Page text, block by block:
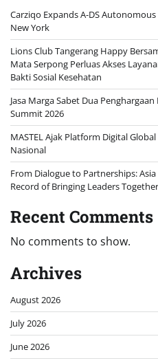
Carziqo Expands A-DS
New York
Lions Club Tangerang Happy
Mata Serpong Perluas Akses
Bakti Sosial Kesehatan
Jasa Marga Sabet Dua
Summit 2026
MASTEL Ajak Platform Digital
Nasional
From Dialogue to Partnerships:
Record of Bringing Leaders Together
Recent Comments
No comments to show.
Archives
August 2026
July 2026
June 2026